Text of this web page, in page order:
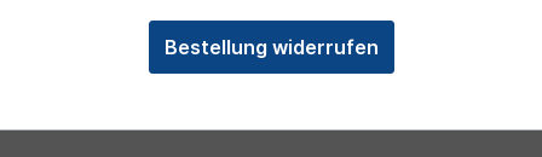
Bestellung widerrufen